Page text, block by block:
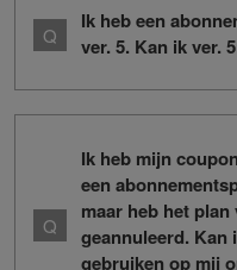
Ik heb een
ver. 5. Kan ik ver.
Ik heb mijn
een
maar heb het
geannuleerd. Kan
gebruiken op mij